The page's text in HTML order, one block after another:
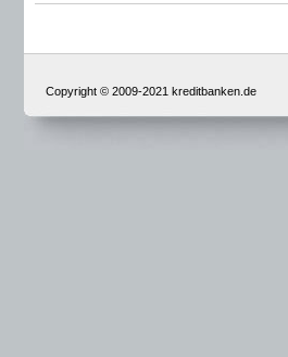
Copyright © 2009-2021 kreditbanken.de